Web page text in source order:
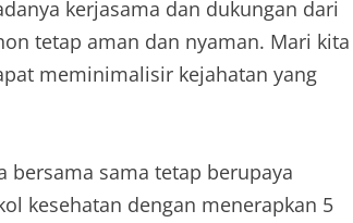
kerjasama dan dukungan dari
tetap aman dan nyaman. Mari kita
meminimalisir kejahatan yang
bersama sama tetap berupaya
kesehatan dengan menerapkan 5